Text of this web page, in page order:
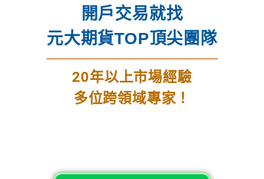
開戶交易就找
元大期貨TOP頂尖團隊
20年以上市場經驗
多位跨領域專家！